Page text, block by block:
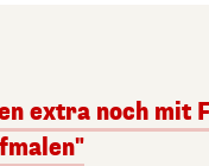
extra noch mit